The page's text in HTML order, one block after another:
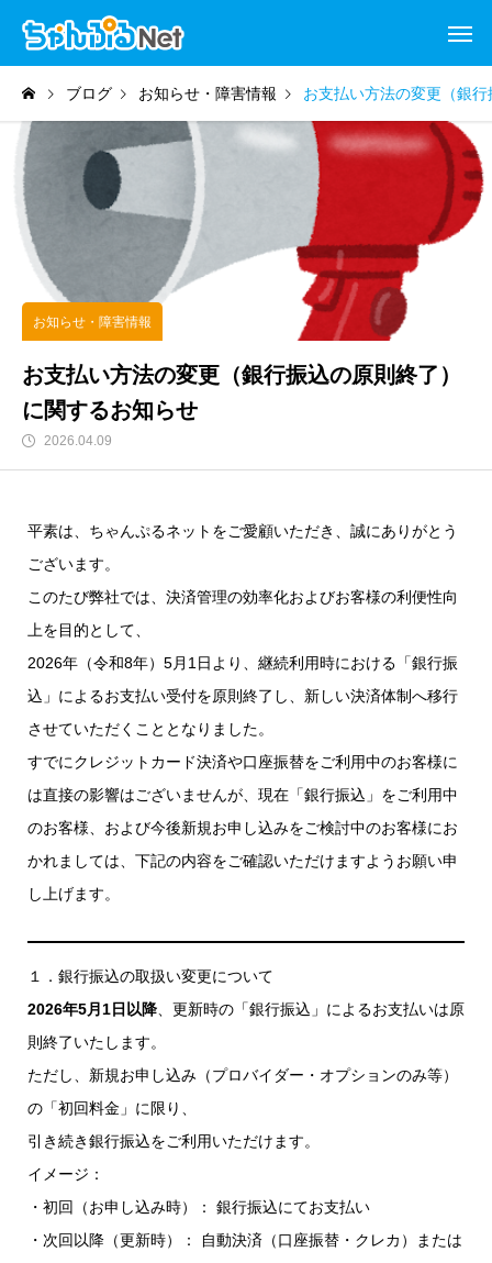
ブログ お知らせ・障害情報 お支払い方法の変更（銀
お知らせ・障害情報
お支払い方法の変更（銀行振込の原則終了）
に関するお知らせ
2026.04.09
平素は、ちゃんぷるネットをご愛顧いただき、誠にありがとう
ございます。
このたび弊社では、決済管理の効率化およびお客様の利便性向
上を目的として、
2026年（令和8年）5月1日より、継続利用時における「銀行振
込」によるお支払い受付を原則終了し、新しい決済体制へ移行
させていただくこととなりました。
すでにクレジットカード決済や口座振替をご利用中のお客様に
は直接の影響はございませんが、現在「銀行振込」をご利用中
のお客様、および今後新規お申し込みをご検討中のお客様にお
かれましては、下記の内容をご確認いただけますようお願い申
し上げます。
１．銀行振込の取扱い変更について
2026年5月1日以降 、更新時の「銀行振込」によるお支払いは原
則終了いたします。
ただし、新規お申し込み（プロバイダー・オプションのみ等）
の「初回料金」に限り、
引き続き銀行振込をご利用いただけます。
イメージ：
・初回（お申し込み時）： 銀行振込にてお支払い
・次回以降（更新時）： 自動決済（口座振替・クレカ）または